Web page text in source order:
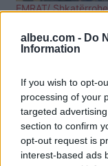
albeu.com - Do
Information
If you wish to opt-
processing of your
targeted
section to confirm
opt-out request is
interest-based ads
EMRAT/
drogës, mes të
arrestuarve dy